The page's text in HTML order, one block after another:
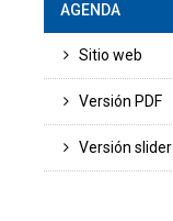
AGENDA
Sitio web
Versión PDF
Versión slider